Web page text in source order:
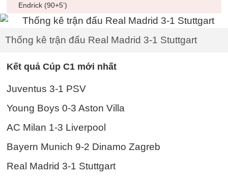
Endrick (90+5‘)
Thống kê trận đấu Real Madrid 3-1 Stuttgart
Kết quả Cúp C1 mới nhất
Juventus 3-1 PSV
Young Boys 0-3 Aston Villa
AC Milan 1-3 Liverpool
Bayern Munich 9-2 Dinamo Zagreb
Real Madrid 3-1 Stuttgart